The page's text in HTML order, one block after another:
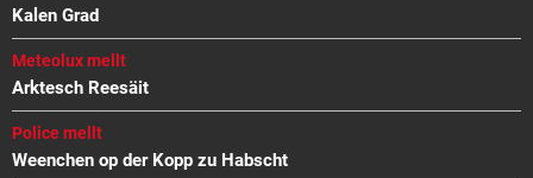
Kalen Grad
Meteolux mellt
Arktesch Reesäit
Police mellt
Weenchen op der Kopp zu Habscht